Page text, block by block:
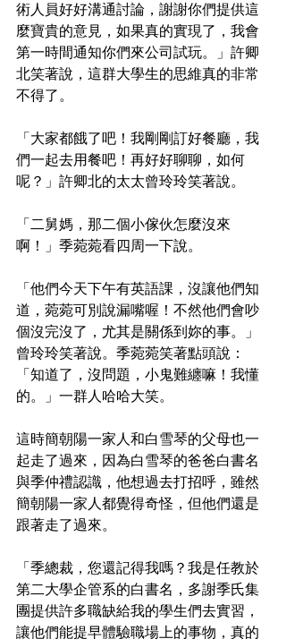
術人員好好溝通討論，謝謝你們提供這
麼寶貴的意見，如果真的實現了，我會
第一時間通知你們來公司試玩。」許卿
北笑著說，這群大學生的思維真的非常
不得了。
「大家都餓了吧！我剛剛訂好餐廳，我
們一起去用餐吧！再好好聊聊，如何
呢？」許卿北的太太曾玲玲笑著說。
「二舅媽，那二個小傢伙怎麼沒來
啊！」季菀菀看四周一下說。
「他們今天下午有英語課，沒讓他們知
道，菀菀可別說漏嘴喔！不然他們會吵
個沒完沒了，尤其是關係到妳的事。」
曾玲玲笑著說。季菀菀笑著點頭說：
「知道了，沒問題，小鬼難纏嘛！我懂
的。」一群人哈哈大笑。
這時簡朝陽一家人和白雪琴的父母也一
起走了過來，因為白雪琴的爸爸白書名
與季仲禮認識，他想過去打招呼，雖然
簡朝陽一家人都覺得奇怪，但他們還是
跟著走了過來。
「季總裁，您還記得我嗎？我是任教於
第二大學企管系的白書名，多謝季氏集
團提供許多職缺給我的學生們去實習，
讓他們能提早體驗職場上的事物，真的